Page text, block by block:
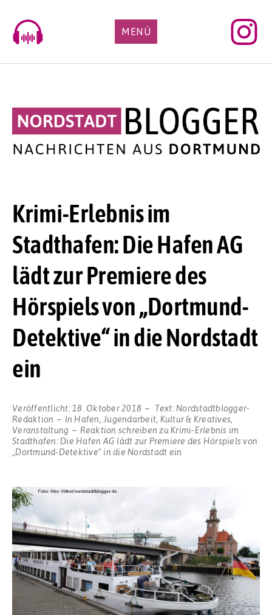
content
MENÜ
Krimi-Erlebnis im
Stadthafen: Die Hafen AG
lädt zur Premiere des
Hörspiels von „Dortmund-
Detektive“ in die Nordstadt
ein
Veröffentlicht: 18. Oktober 2018 Text: Nordstadtblogger-
Redaktion
In Hafen, Jugendarbeit, Kultur & Kreatives,
Veranstaltung
Reaktion schreiben zu Krimi-Erlebnis im
Stadthafen: Die Hafen AG lädt zur Premiere des Hörspiels von
„Dortmund-Detektive“ in die Nordstadt ein